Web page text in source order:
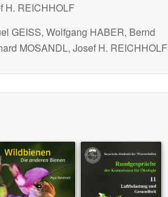
H. REICHHOLF
GEISS, Wolfgang HABER, Bernd
MOSANDL, Josef H. REICHHOLF